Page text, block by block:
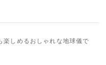
楽しめるおしゃれな地球儀で